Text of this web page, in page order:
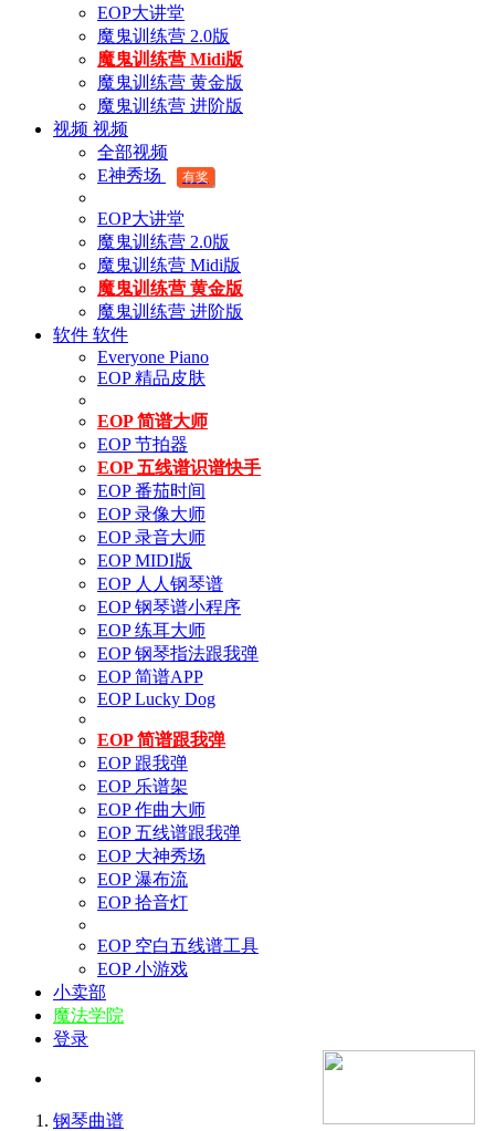
EOP大讲堂
魔鬼训练营 2.0版
魔鬼训练营 Midi版
魔鬼训练营 黄金版
魔鬼训练营 进阶版
视频 视频
全部视频
E神秀场
有奖
EOP大讲堂
魔鬼训练营 2.0版
魔鬼训练营 Midi版
魔鬼训练营 黄金版
魔鬼训练营 进阶版
软件 软件
Everyone Piano
EOP 精品皮肤
EOP 简谱大师
EOP 节拍器
EOP 五线谱识谱快手
EOP 番茄时间
EOP 录像大师
EOP 录音大师
EOP MIDI版
EOP 人人钢琴谱
EOP 钢琴谱小程序
EOP 练耳大师
EOP 钢琴指法跟我弹
EOP 简谱APP
EOP Lucky Dog
EOP 简谱跟我弹
EOP 跟我弹
EOP 乐谱架
EOP 作曲大师
EOP 五线谱跟我弹
EOP 大神秀场
EOP 瀑布流
EOP 拾音灯
EOP 空白五线谱工具
EOP 小游戏
小卖部
魔法学院
登录
钢琴曲谱